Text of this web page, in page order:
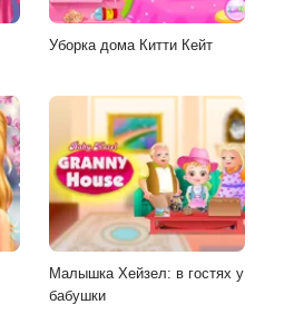
Уборка дома Китти Кейт
Малышка Хейзел: в гостях у
бабушки